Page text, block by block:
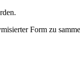
Form zu